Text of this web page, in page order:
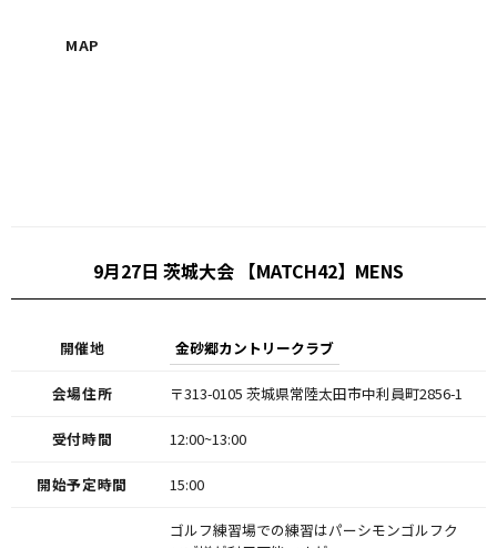
MAP
9月27日 茨城大会 【MATCH42】MENS
開催地 金砂郷カントリークラブ
会場住所 〒313-0105 茨城県常陸太田市中利員町2856-1
受付時間 12:00~13:00
開始予定時間 15:00
ゴルフ練習場での練習はパーシモンゴルフク